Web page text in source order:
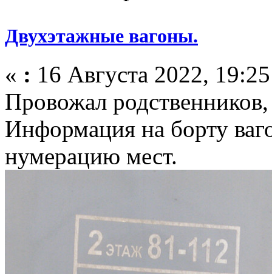
Двухэтажные вагоны.
« : 16 Августа 2022,
Провожал
Информация на борту
нумерацию мест.